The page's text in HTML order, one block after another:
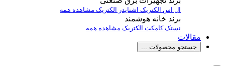
ال اس الکتریک اشنایدر الکتریک مشاهده همه
برند خانه هوشمند
نستککامکث الکتریک مشاهده همه
مقالات
جستجو محصولات ...